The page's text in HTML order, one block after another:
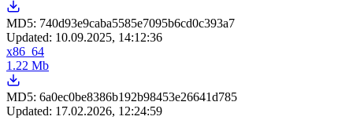
MD5: 740d93e9caba5585e7095b6cd0c393a7
Updated: 10.09.2025, 14:12:36
x86_64
1.22 Mb
MD5: 6a0ec0be8386b192b98453e26641d785
Updated: 17.02.2026, 12:24:59